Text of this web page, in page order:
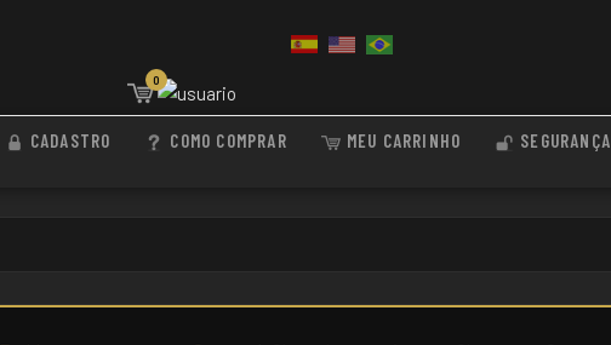
0
CADASTRO COMO COMPRAR MEU CARRINHO SEGURANÇA